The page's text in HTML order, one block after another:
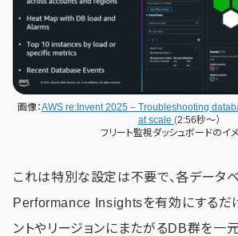
画像：AWS re:Invent 2025 – Troubleshooting
at scale (2:56秒～）
フリート監視ダッシュボードのイ
これは特別な設定は不要で、各データ
Performance Insightsを有効にするだ
ントやリージョンにまたがるDB群を一